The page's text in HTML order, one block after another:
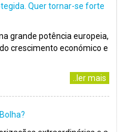
Quer tornar-se forte
grande potência europeia,
crescimento económico e
..ler mais